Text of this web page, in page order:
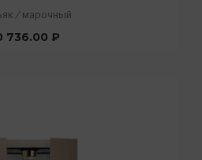
/ марочный
736.00 ₽